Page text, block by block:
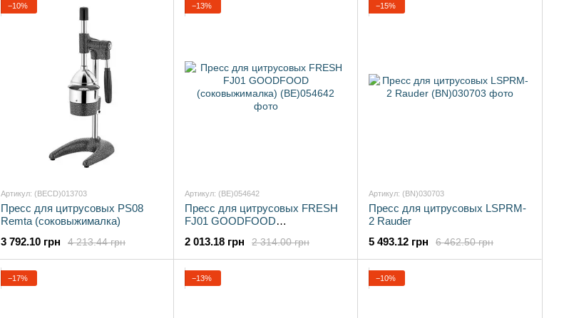
−10%
Артикул: (BECD)013703
Пресс для цитрусовых PS08
Remta (соковыжималка)
4 213.44 грн
3 792.10 грн
−13%
Артикул: (BE)054642
Пресс для цитрусовых FRESH
FJ01 GOODFOOD
2 314.00 грн
2 013.18 грн
−15%
Артикул: (BN)030703
Пресс для цитрусовых LSPRM-
2 Rauder
6 462.50 грн
5 493.12 грн
−17% −13% −10%